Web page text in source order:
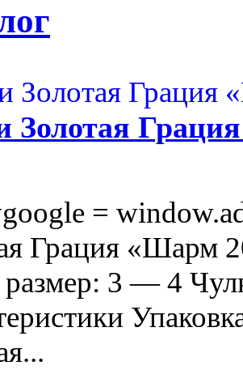
Золотая
=
Грация «Шарм
размер: 3 — 4